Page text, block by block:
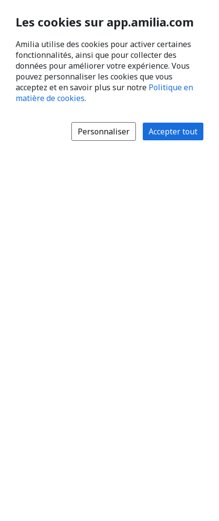
Les cookies sur app.amilia.com
Amilia utilise des cookies pour activer certaines
fonctionnalités, ainsi que pour collecter des
données pour améliorer votre expérience. Vous
pouvez personnaliser les cookies que vous
acceptez et en savoir plus sur notre Politique en
matière de cookies.
Personnaliser Accepter tout